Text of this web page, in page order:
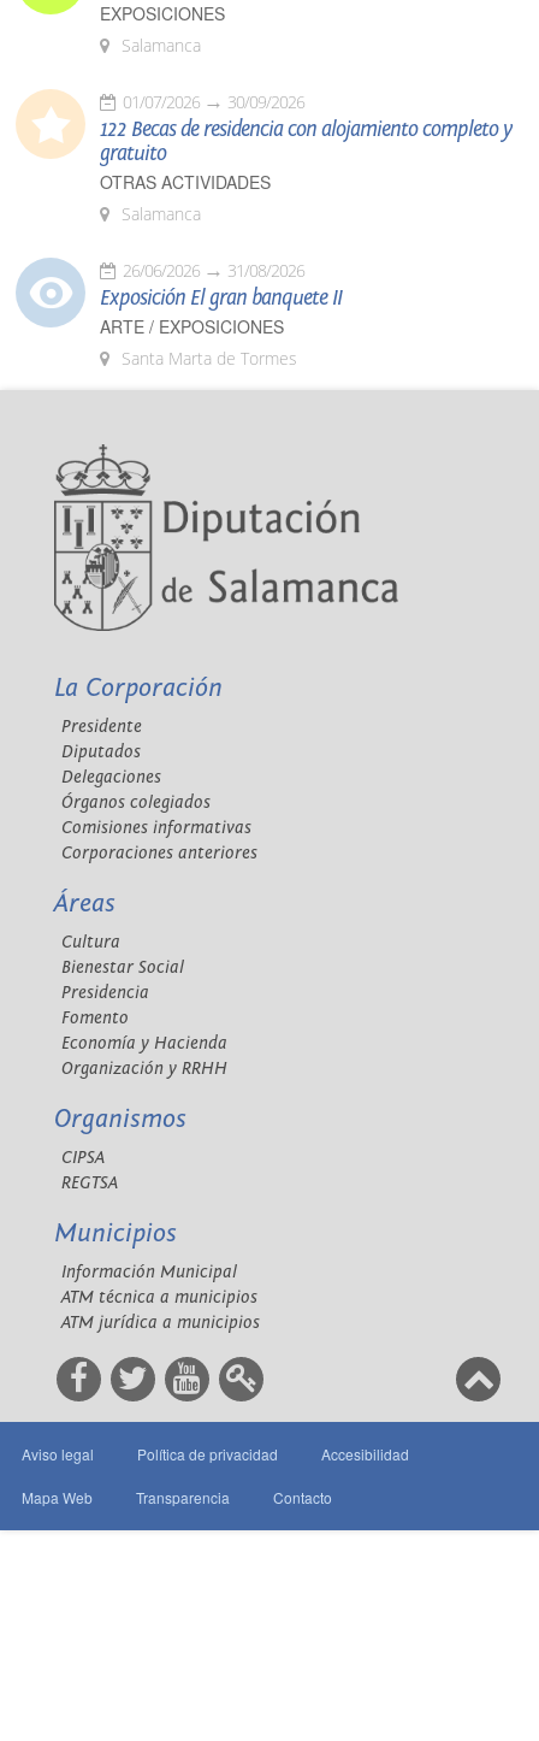
EXPOSICIONES
Salamanca
01/07/2026 30/09/2026
122 Becas de residencia con alojamiento completo y
gratuito
OTRAS ACTIVIDADES
Salamanca
26/06/2026 31/08/2026
Exposición El gran banquete II
ARTE / EXPOSICIONES
Santa Marta de Tormes
La Corporación
Presidente
Diputados
Delegaciones
Órganos colegiados
Comisiones informativas
Corporaciones anteriores
Áreas
Cultura
Bienestar Social
Presidencia
Fomento
Economía y Hacienda
Organización y RRHH
Organismos
CIPSA
REGTSA
Municipios
Información Municipal
ATM técnica a municipios
ATM jurídica a municipios
Aviso legal Política de privacidad Accesibilidad
Mapa Web Transparencia Contacto